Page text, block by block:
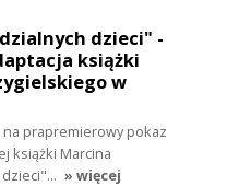
dzieci" -
książki
w
na prapremierowy pokaz
książki Marcina
dzieci"… » więcej